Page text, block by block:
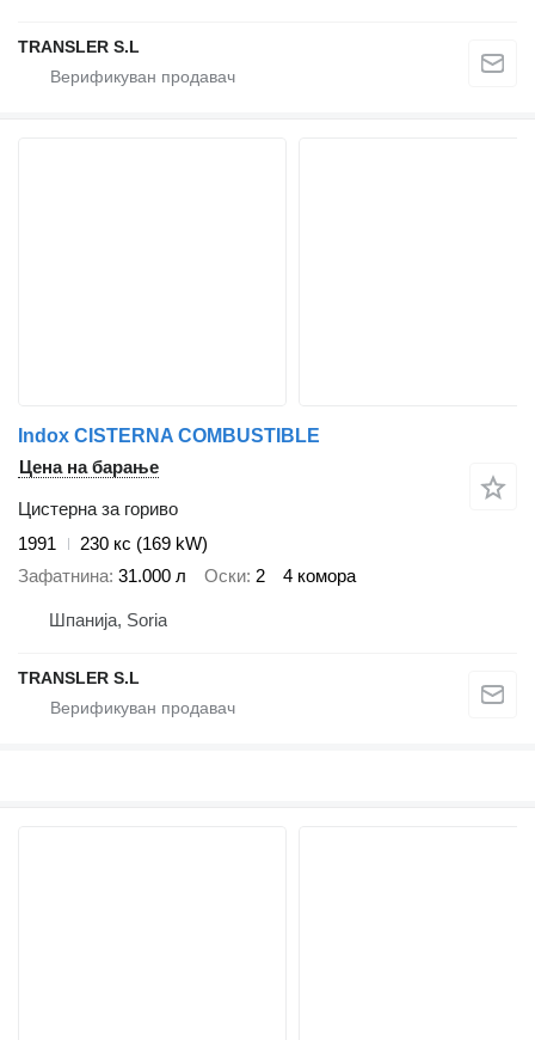
TRANSLER S.L
Indox CISTERNA COMBUSTIBLE
Цена на барање
Цистерна за гориво
1991
230 кс (169 kW)
Зафатнина 31.000 л Оски 2 4 комора
Шпанија, Soria
TRANSLER S.L